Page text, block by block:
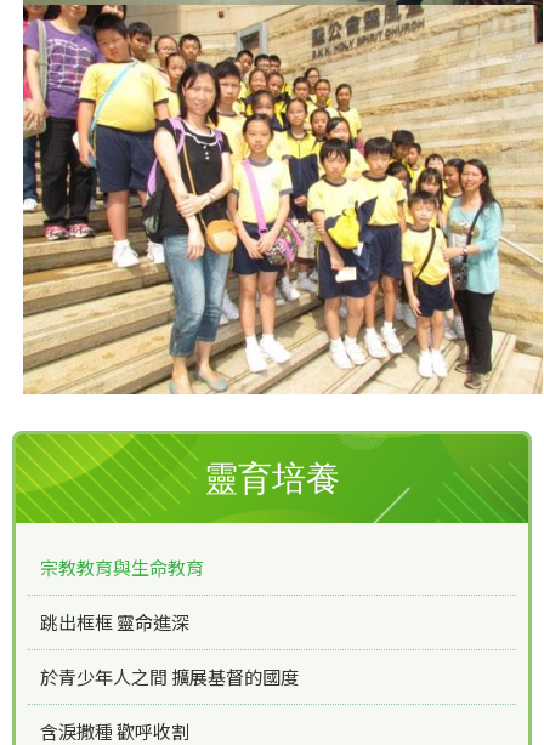
靈育培養
宗教教育與生命教育
跳出框框 靈命進深
於青少年人之間 擴展基督的國度
含淚撒種 歡呼收割